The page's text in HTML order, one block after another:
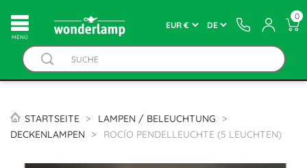
MENÚ
0
STARTSEITE
LAMPEN / BELEUCHTUNG
DECKENLAMPEN
ROCÍO PENDELLEUCHTE (5 LEUCHTEN)